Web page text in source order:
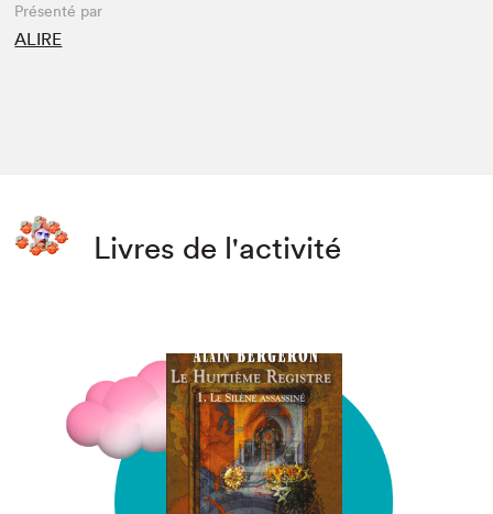
Présenté par
ALIRE
Livres de l'activité